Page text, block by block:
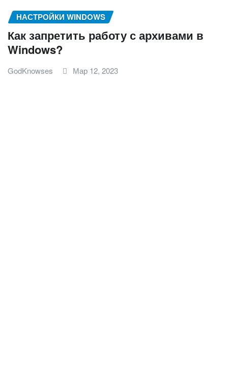
НАСТРОЙКИ WINDOWS
Как запретить работу с архивами в
Windows?
GodKnowses Мар 12, 2023